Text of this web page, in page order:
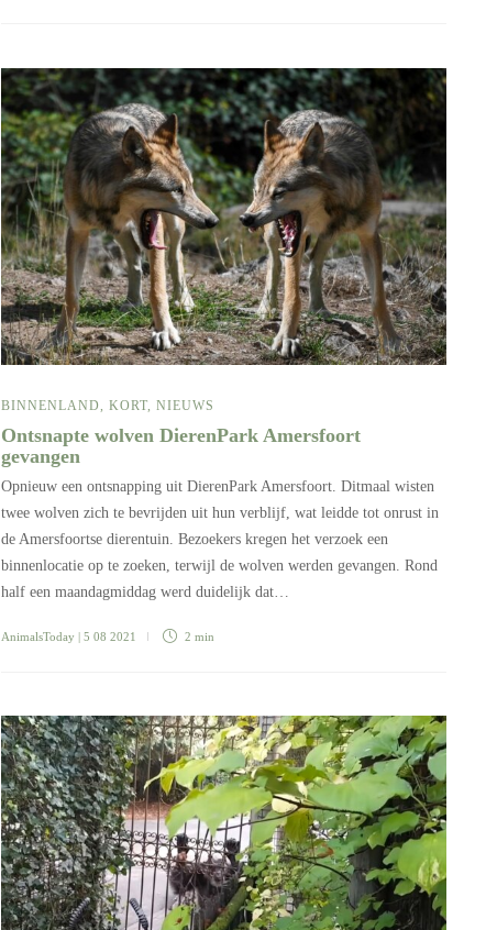
BINNENLAND KORT NIEUWS
Ontsnapte wolven DierenPark Amersfoort
gevangen
Opnieuw een ontsnapping uit DierenPark Amersfoort. Ditmaal wisten
twee wolven zich te bevrijden uit hun verblijf, wat leidde tot onrust in
de Amersfoortse dierentuin. Bezoekers kregen het verzoek een
binnenlocatie op te zoeken, terwijl de wolven werden gevangen. Rond
half een maandagmiddag werd duidelijk dat…
AnimalsToday | 5 08 2021 2 min